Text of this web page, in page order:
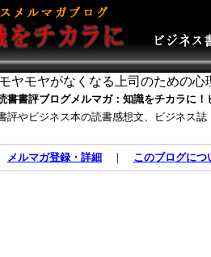
モヤモヤがなくなる上司のための
書書評ブログメルマガ：知識をチカラに
評やビジネス本の読書感想文、ビジネス
メルマガ登録・詳細 ｜ このブログにつ